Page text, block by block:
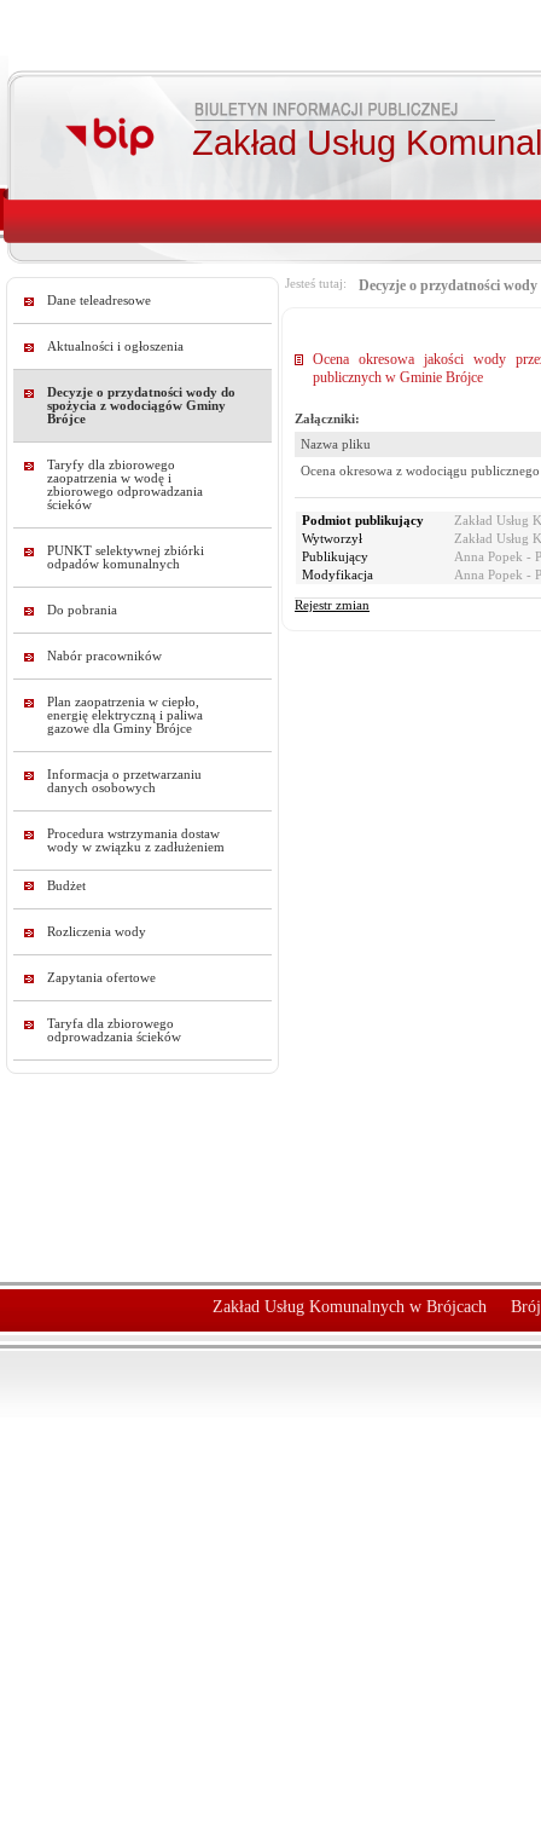
Zakład Usług
Dane teleadresowe
Aktualności i ogłoszenia
Decyzje o przydatności wody do
spożycia z wodociągów Gminy
Brójce
Taryfy dla zbiorowego
zaopatrzenia w wodę i
zbiorowego odprowadzania
ścieków
PUNKT selektywnej zbiórki
odpadów komunalnych
Do pobrania
Nabór pracowników
Plan zaopatrzenia w ciepło,
energię elektryczną i paliwa
gazowe dla Gminy Brójce
Informacja o przetwarzaniu
danych osobowych
Procedura wstrzymania dostaw
wody w związku z zadłużeniem
Budżet
Rozliczenia wody
Zapytania ofertowe
Taryfa dla zbiorowego
odprowadzania ścieków
Jesteś tutaj: Decyzje o przydatności
Ocena okresowa jakości wody
publicznych w Gminie Brójce
Załączniki:
Nazwa pliku
Ocena okresowa z wodociągu
Podmiot publikujący
Zakład Usług
Wytworzył
Zakład Usług
Publikujący
Anna Popek -
Modyfikacja
Anna Popek -
Rejestr zmian
Zakład Usług Komunalnych w Brójcach